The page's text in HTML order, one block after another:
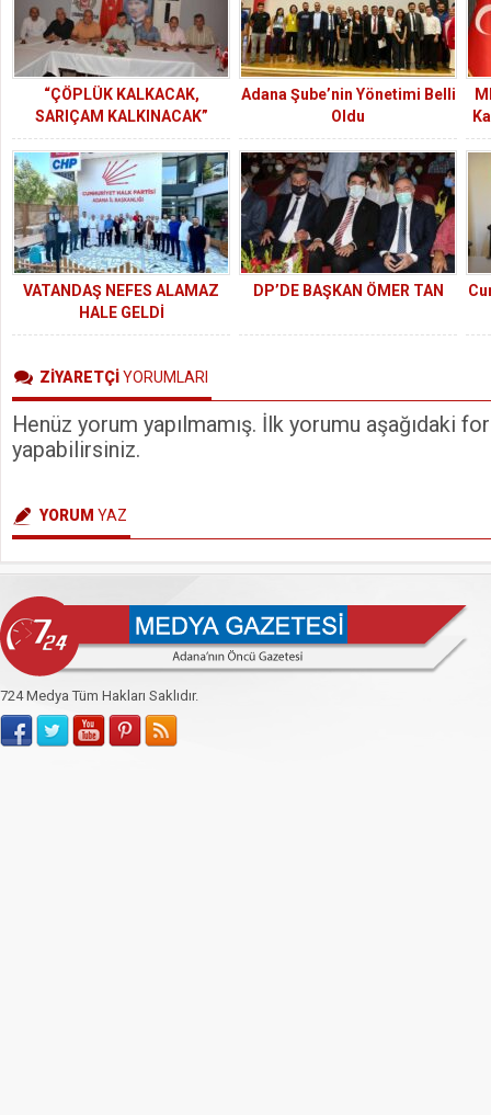
“ÇÖPLÜK KALKACAK,
SARIÇAM KALKINACAK”
Adana Şube’nin Yönetimi Belli
Oldu
VATANDAŞ NEFES ALAMAZ
HALE GELDİ
DP’DE BAŞKAN ÖMER TAN
ZİYARETÇİYORUMLARI
Henüz yorum yapılmamış. İlk yorumu aşağıdaki
yapabilirsiniz.
YORUM YAZ
724 Medya Tüm Hakları Saklıdır.